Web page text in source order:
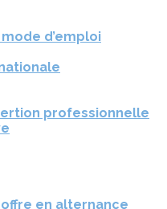
mode d’emploi
professionnelle
en alternance